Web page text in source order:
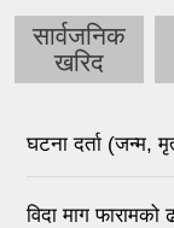
सार्वजनिक
खरिद
घटना दर्ता (जन्म,
विदा माग फारामको